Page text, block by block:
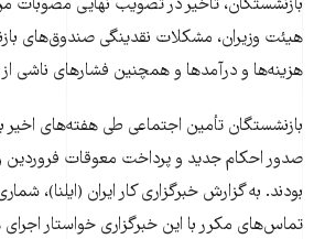
بازنشستگان، تأخیر در تصویب نهایی مصوبات
هیئت وزیران، مشکلات نقدینگی صندوق‌های
هزینه‌ها و درآمدها و همچنین فشارهای ناشی
بازنشستگان تأمین اجتماعی طی هفته‌های اخیر
صدور احکام جدید و پرداخت معوقات فروردین
بودند. به گزارش خبرگزاری کار ایران (ایلنا)،
تماس‌های مکرر با این خبرگزاری خواستار